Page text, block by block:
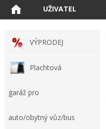
UŽIVATEL
VÝPRODEJ
Plachtová
garáž pro
auto/obytný vůz/bus